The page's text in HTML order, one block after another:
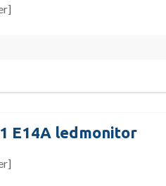
E14A ledmonitor